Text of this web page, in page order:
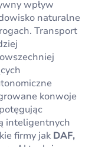
wpływ
naturalne
Transport
konwoje
inteligentnych
firmy jak DAF,